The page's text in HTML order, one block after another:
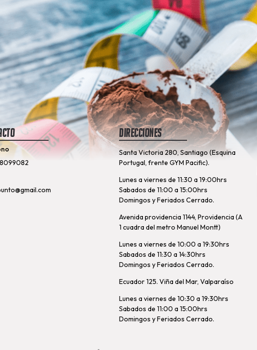
Direcciones
Santa Victoria 280, Santiago (Esquina
Portugal, frente GYM Pacific).
Lunes a viernes de 11:30 a 19:00hrs
Sabados de 11:00 a 15:00hrs
Domingos y Feriados Cerrado.
Avenida providencia 1144, Providencia (A
1 cuadra del metro Manuel Montt)
Lunes a viernes de 10:00 a 19:30hrs
Sabados de 11:30 a 14:30hrs
Domingos y Feriados Cerrado.
Ecuador 125. Viña del Mar, Valparaíso
Lunes a viernes de 10:30 a 19:30hrs
Sabados de 11:00 a 15:00hrs
Domingos y Feriados Cerrado.